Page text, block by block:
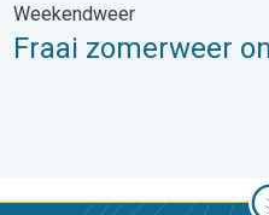
Weekendweer
Fraai zomerweer